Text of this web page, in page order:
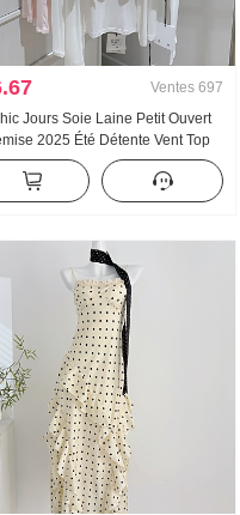
Ventes 697
Jours Soie Laine Petit Ouvert
2025 Été Détente Vent Top
Tricoté Automne Épaule Fin
pour les femmes